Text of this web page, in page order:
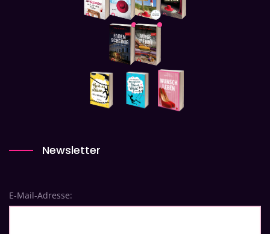
Newsletter
E-Mail-Adresse: